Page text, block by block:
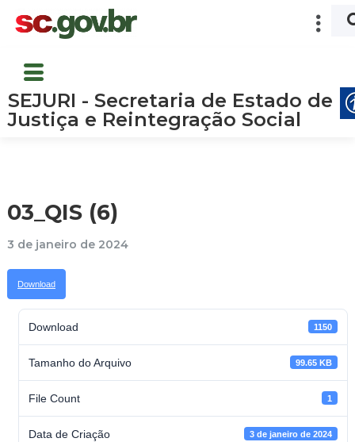
SEJURI - Secretaria de Estado de
Justiça e Reintegração Social
03_QIS (6)
3 de janeiro de 2024
Download
Download 1150
Tamanho do Arquivo 99.65 KB
File Count 1
Data de Criação 3 de janeiro de 2024